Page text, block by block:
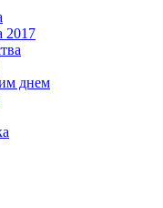
2017
днем